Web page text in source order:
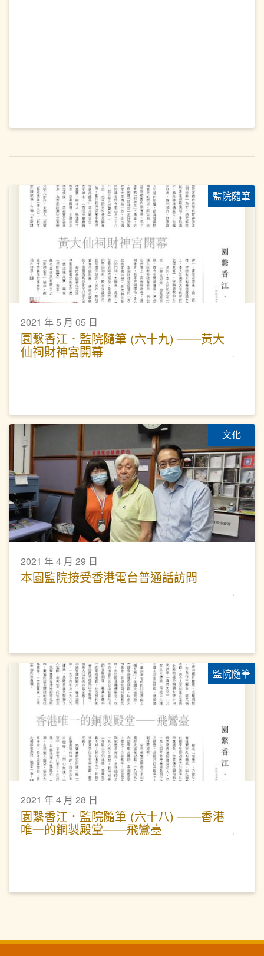
監院隨筆
2021 年 5 月 05 日
園繫香江．監院隨筆 (六十九) ——黃大
仙祠財神宮開幕
文化
2021 年 4 月 29 日
本園監院接受香港電台普通話訪問
監院隨筆
2021 年 4 月 28 日
園繫香江．監院隨筆 (六十八) ——香港
唯一的銅製殿堂——飛鸞臺